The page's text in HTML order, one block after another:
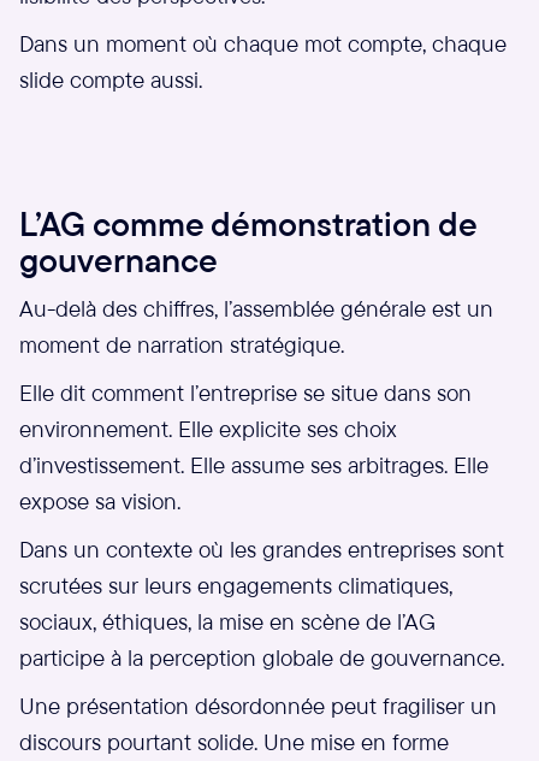
Dans un moment où chaque mot compte, chaque
slide compte aussi.
L’AG comme démonstration de
gouvernance
Au-delà des chiffres, l’assemblée générale est un
moment de narration stratégique.
Elle dit comment l’entreprise se situe dans son
environnement. Elle explicite ses choix
d’investissement. Elle assume ses arbitrages. Elle
expose sa vision.
Dans un contexte où les grandes entreprises sont
scrutées sur leurs engagements climatiques,
sociaux, éthiques, la mise en scène de l’AG
participe à la perception globale de gouvernance.
Une présentation désordonnée peut fragiliser un
discours pourtant solide. Une mise en forme